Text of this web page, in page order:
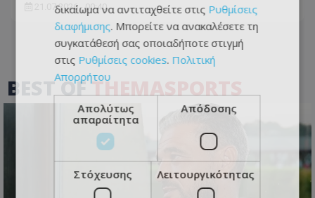
21.07.2026 - 00:40
BEST OFTHEMASPORTS
δικαίωμα να αντιταχθείτε στις Ρυθμίσεις
διαφήμισης. Μπορείτε να ανακαλέσετε τη
συγκατάθεσή σας οποιαδήποτε στιγμή
στις Ρυθμίσεις cookies. Πολιτική
Απορρήτου
Απολύτως
απαραίτητα
Απόδοσης
Στόχευσης Λειτουργικότητας